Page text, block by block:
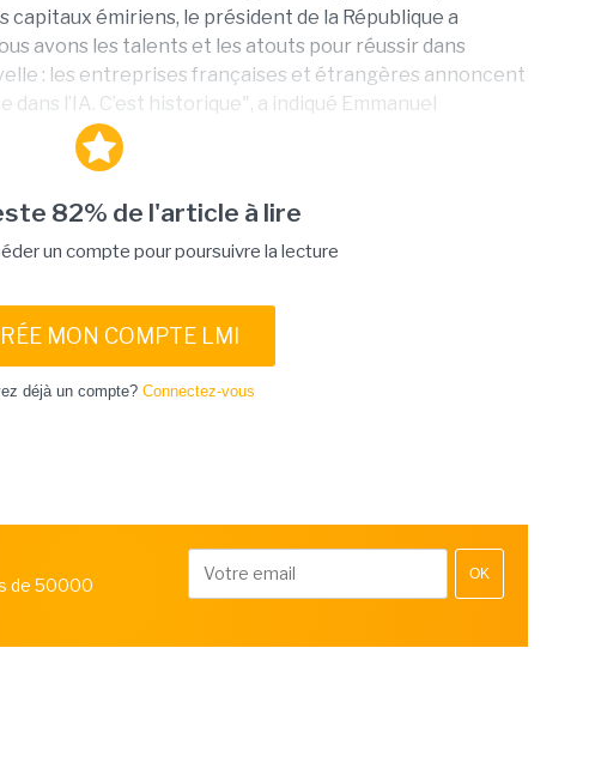
capitaux émiriens, le président de la République a
avons les talents et les atouts pour réussir dans
: les entreprises françaises et étrangères annoncent
l’IA. C’est historique", a indiqué Emmanuel
82% de l'article à lire
un compte pour poursuivre la lecture
MON COMPTE LMI
déjà un compte? Connectez-vous
de 50000
OK